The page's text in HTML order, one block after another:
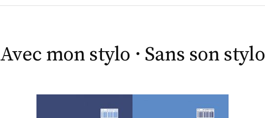
Avec mon stylo · Sans son stylo